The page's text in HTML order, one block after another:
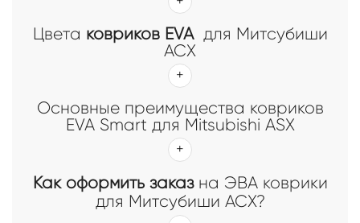
Цвета ковриков EVAдля Митсубиши
АСX
Основные преимущества ковриков
EVA Smart для Mitsubishi ASX
Как оформить заказна ЭВА коврики
для Митсубиши АСX?